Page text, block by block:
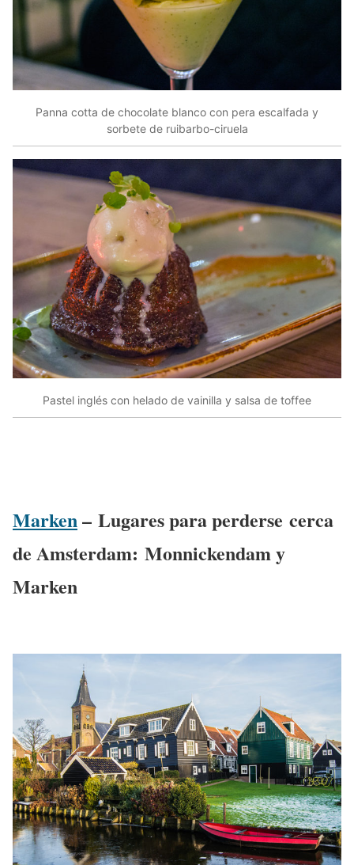
Panna cotta de chocolate blanco con pera escalfada y
sorbete de ruibarbo-ciruela
Pastel inglés con helado de vainilla y salsa de toffee
Marken– Lugares para perderse cerca
de Amsterdam: Monnickendam y
Marken